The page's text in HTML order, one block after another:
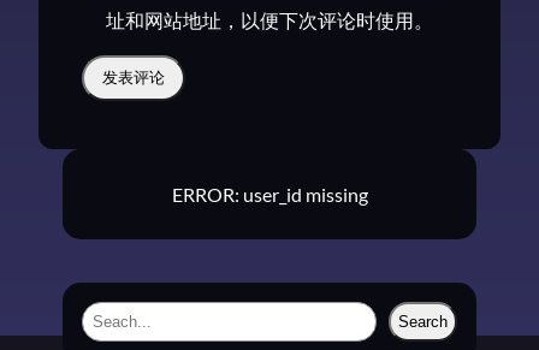
址和网站地址，以便下次评论时使用。
ERROR: user_id missing
S
Search